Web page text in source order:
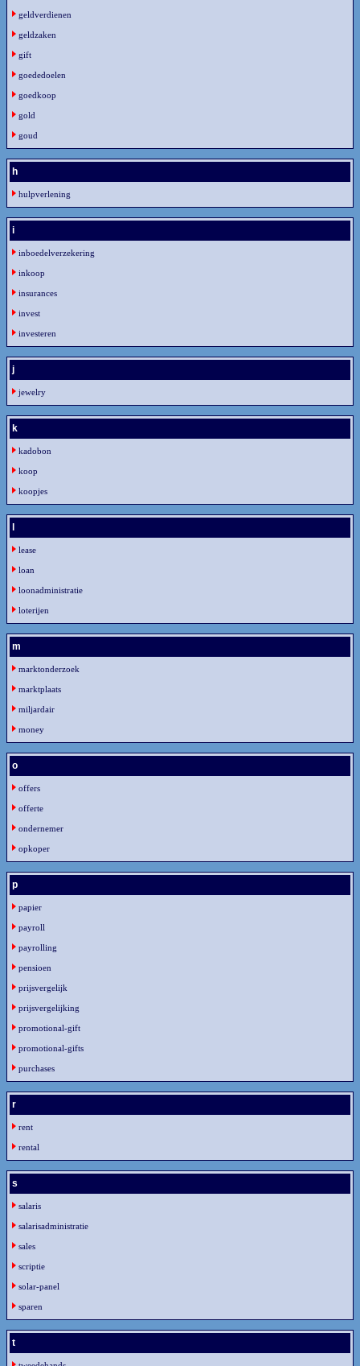
geldverdienen
geldzaken
gift
goededoelen
goedkoop
gold
goud
h
hulpverlening
i
inboedelverzekering
inkoop
insurances
invest
investeren
j
jewelry
k
kadobon
koop
koopjes
lease
loan
loonadministratie
loterijen
m
marktonderzoek
marktplaats
miljardair
money
o
offers
offerte
ondernemer
opkoper
p
papier
payroll
payrolling
pensioen
prijsvergelijk
prijsvergelijking
promotional-gift
promotional-gifts
purchases
r
rent
rental
s
salaris
salarisadministratie
sales
scriptie
solar-panel
sparen
t